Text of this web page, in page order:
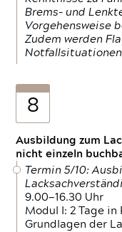
Brems- und
Vorgehensweise
Zudem werden
8
Ausbildung zum
nicht einzeln
Termin 5/10:
9.00—16.30 Uhr
Modul I: 2 Tage
Grundlagen der